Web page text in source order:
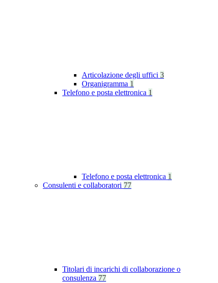
Articolazione degli uffici 3
Organigramma 1
Telefono e posta elettronica 1
Telefono e posta elettronica 1
Consulenti e collaboratori 77
Titolari di incarichi di collaborazione o
consulenza 77